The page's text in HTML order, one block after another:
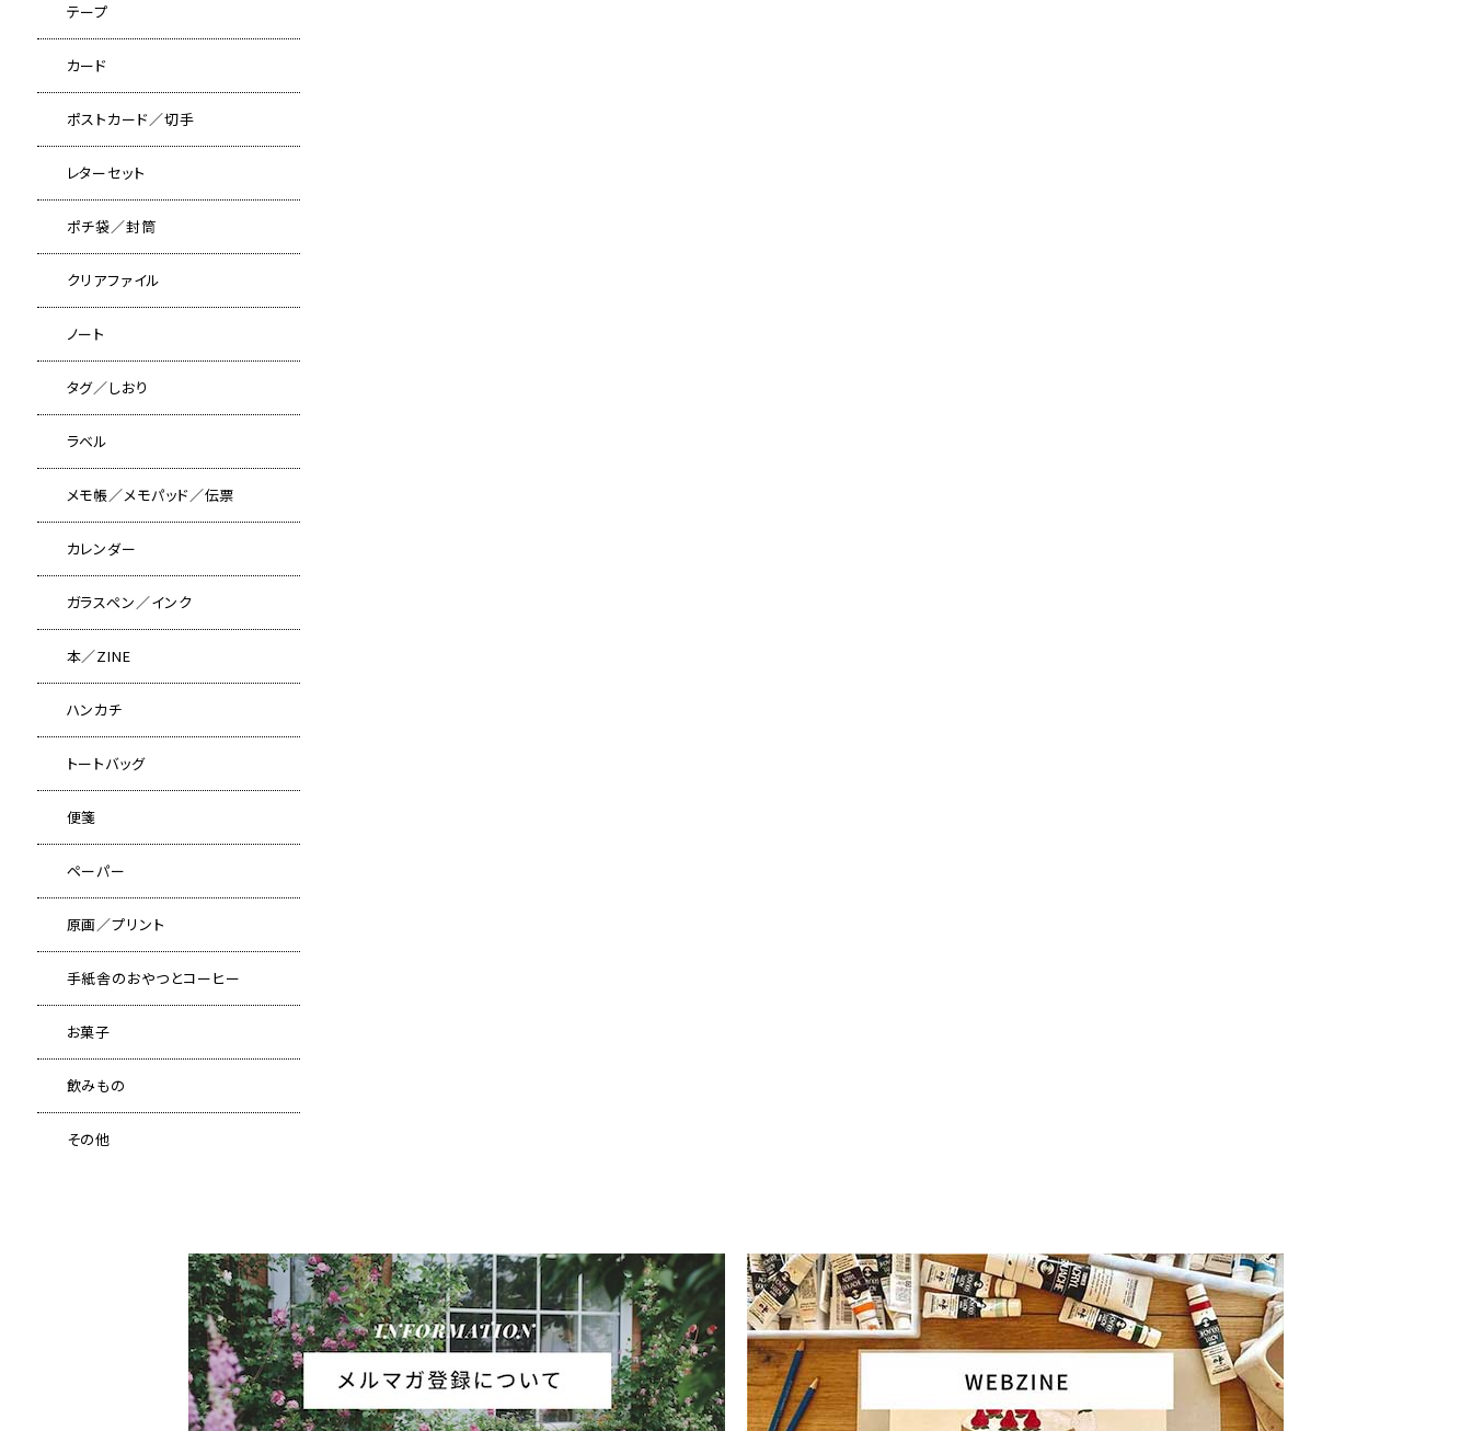
テープ
カード
ポストカード／切手
レターセット
ポチ袋／封筒
クリアファイル
ノート
タグ／しおり
ラベル
メモ帳／メモパッド／伝票
カレンダー
ガラスペン／インク
本／ZINE
ハンカチ
トートバッグ
便箋
ペーパー
原画／プリント
手紙舎のおやつとコーヒー
お菓子
飲みもの
その他